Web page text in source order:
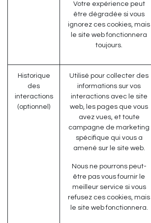
Votre expérience peut
être dégradée si vous
ignorez ces cookies, mais
le site web fonctionnera
toujours.
Historique
des
interactions
(optionnel)
Utilisé pour collecter des
informations sur vos
interactions avec le site
web, les pages que vous
avez vues, et toute
campagne de marketing
spécifique qui vous a
amené sur le site web.
Nous ne pourrons peut-
être pas vous fournir le
meilleur service si vous
refusez ces cookies, mais
le site web fonctionnera.